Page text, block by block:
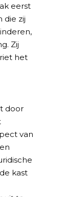
eerst
die zij
Zij
het
door
van
kast